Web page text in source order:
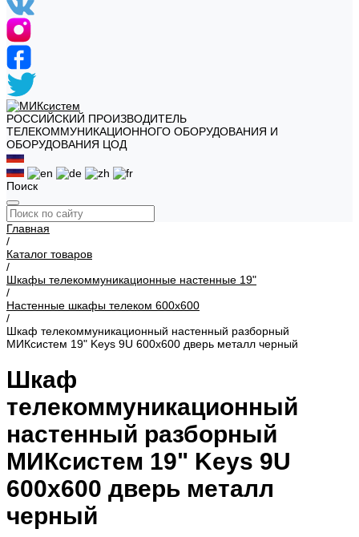
РОССИЙСКИЙ ПРОИЗВОДИТЕЛЬ
ТЕЛЕКОММУНИКАЦИОННОГО ОБОРУДОВАНИЯ И
ОБОРУДОВАНИЯ ЦОД
Поиск
Главная
/
Каталог товаров
/
Шкафы телекоммуникационные настенные 19"
/
Настенные шкафы телеком 600x600
/
Шкаф телекоммуникационный настенный разборный
МИКсистем 19" Keys 9U 600x600 дверь металл черный
Шкаф
телекоммуникационный
настенный разборный
МИКсистем 19" Keys 9U
600x600 дверь металл
черный